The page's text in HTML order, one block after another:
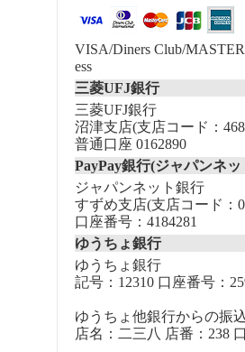
VISA/Diners Club/
ess
三菱UFJ銀行
三菱UFJ銀行
沼津支店(支店コード：
普通口座 0162890
PayPay銀行(ジャパンネ
ジャパンネット銀行
すずめ支店(支店コード：
口座番号：4184281
ゆうちょ銀行
ゆうちょ銀行
記号：12310 口座番号：
ゆうちょ他銀行からの振
店名：二三八 店番：238